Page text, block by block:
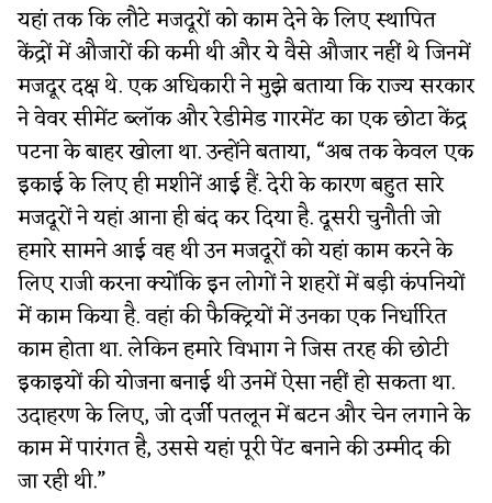
यहां तक कि लौटे मजदूरों को काम देने के लिए स्थापित
केंद्रों में औजारों की कमी थी और ये वैसे औजार नहीं थे जिनमें
मजदूर दक्ष थे. एक अधिकारी ने मुझे बताया कि राज्य सरकार
ने वेवर सीमेंट ब्लॉक और रेडीमेड गारमेंट का एक छोटा केंद्र
पटना के बाहर खोला था. उन्होंने बताया, “अब तक केवल एक
इकाई के लिए ही मशीनें आई हैं. देरी के कारण बहुत सारे
मजदूरों ने यहां आना ही बंद कर दिया है. दूसरी चुनौती जो
हमारे सामने आई वह थी उन मजदूरों को यहां काम करने के
लिए राजी करना क्योंकि इन लोगों ने शहरों में बड़ी कंपनियों
में काम किया है. वहां की फैक्ट्रियों में उनका एक निर्धारित
काम होता था. लेकिन हमारे विभाग ने जिस तरह की छोटी
इकाइयों की योजना बनाई थी उनमें ऐसा नहीं हो सकता था.
उदाहरण के लिए, जो दर्जी पतलून में बटन और चेन लगाने के
काम में पारंगत है, उससे यहां पूरी पेंट बनाने की उम्मीद की
जा रही थी.”